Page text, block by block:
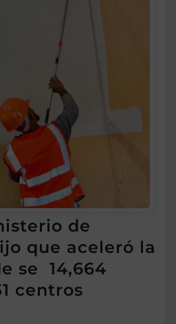
de
que aceleró la
se 14,664
centros